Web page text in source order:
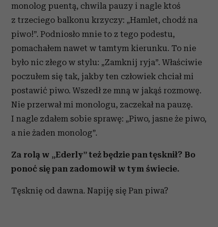
monolog puentą, chwila pauzy i nagle ktoś
z trzeciego balkonu krzyczy: „Hamlet, chodź na
piwo!”. Podniosło mnie to z tego podestu,
pomachałem nawet w tamtym kierunku. To nie
było nic złego w stylu: „Zamknij ryja”. Właściwie
poczułem się tak, jakby ten człowiek chciał mi
postawić piwo. Wszedł ze mną w jakąś rozmowę.
Nie przerwał mi monologu, zaczekał na pauzę.
I nagle zdałem sobie sprawę: „Piwo, jasne że piwo,
a nie żaden monolog”.
Za rolą w „Ederly” też będzie pan tęsknił? Bo
ponoć się pan zadomowił w tym świecie.
Tęsknię od dawna. Napiję się Pan piwa?